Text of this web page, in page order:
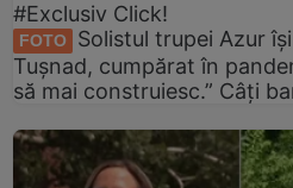
#Exclusiv Click!
FOTO
Solistul trupei Azur
Tușnad, cumpărat în
să mai construiesc.” Câți